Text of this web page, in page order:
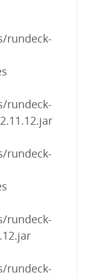
rundeck-
rundeck-
rundeck-
rundeck-
rundeck-